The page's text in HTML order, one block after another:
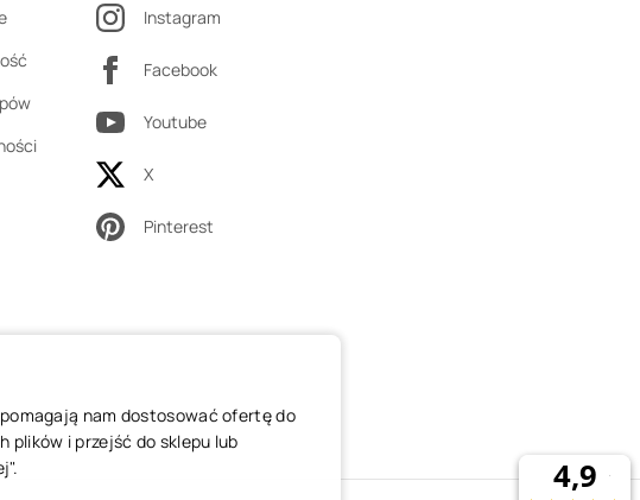
Instagram
Facebook
Youtube
X
Pinterest
nam dostosować ofertę do
plików i przejść do sklepu lub